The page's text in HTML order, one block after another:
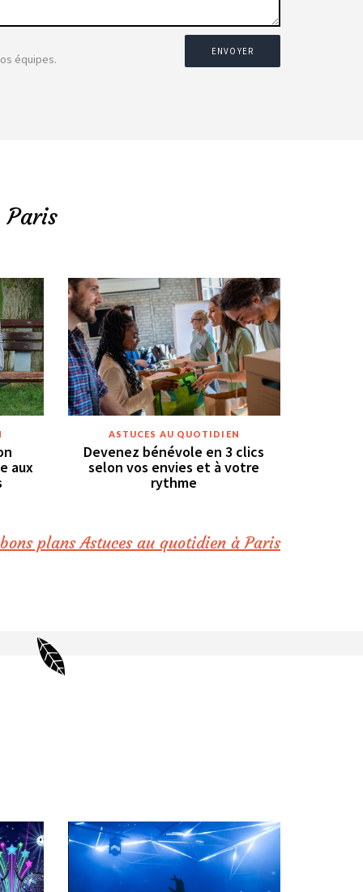
équipes.
ENVOYER
Paris
aux
ASTUCES AU QUOTIDIEN
Devenez bénévole en 3 clics
selon vos envies et à votre
rythme
plans Astuces au quotidien à Paris